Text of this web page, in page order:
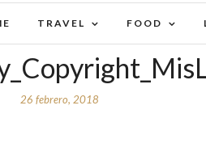
TRAVEL FOOD
26 febrero, 2018